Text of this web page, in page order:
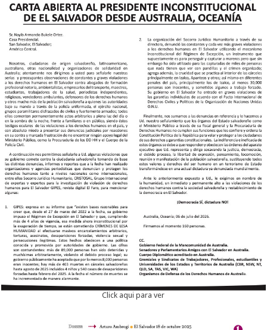
Click aqui para ver